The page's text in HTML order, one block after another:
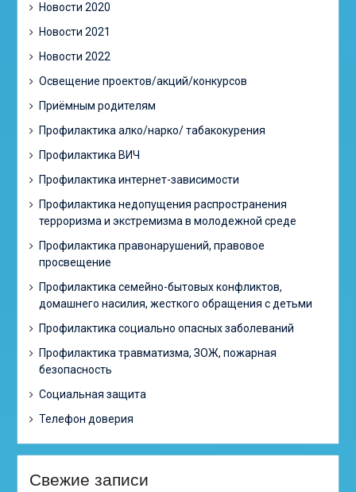
Новости 2020
Новости 2021
Новости 2022
Освещение проектов/акций/конкурсов
Приёмным родителям
Профилактика алко/нарко/ табакокурения
Профилактика ВИЧ
Профилактика интернет-зависимости
Профилактика недопущения распространения
терроризма и экстремизма в молодежной среде
Профилактика правонарушений, правовое
просвещение
Профилактика семейно-бытовых конфликтов,
домашнего насилия, жесткого обращения с детьми
Профилактика социально опасных заболеваний
Профилактика травматизма, ЗОЖ, пожарная
безопасность
Социальная защита
Телефон доверия
Свежие записи